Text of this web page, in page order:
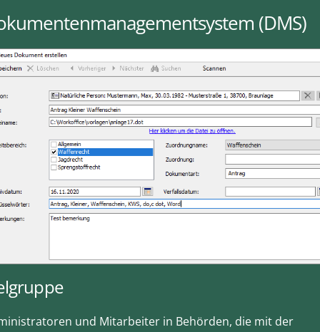
(DMS)
und Mitarbeiter in Behörden, die mit der